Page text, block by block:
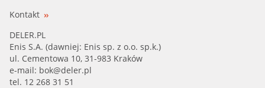
Kontakt
DELER.PL
Enis S.A. (dawniej: Enis sp. z o.o. sp.k.)
ul. Cementowa 10, 31-983 Kraków
e-mail: bok@deler.pl
tel. 12 268 31 51